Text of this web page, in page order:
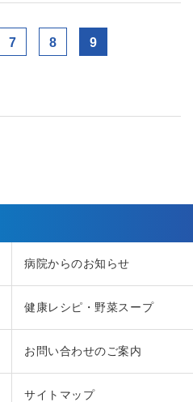
7 8 9
病院からのお知らせ
健康レシピ・野菜スープ
お問い合わせのご案内
サイトマップ